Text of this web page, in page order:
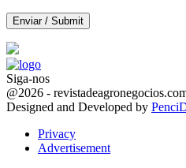
Siga-nos
Facebook
Twitter
Instagram
Linkedin
Youtube
Email
@2026 -
Designed and Developed by
Privacy
Advertisement